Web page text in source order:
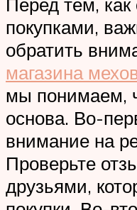
покупками,
обратить
магазина
мы понимаем,
основа. Во-
внимание на
Проверьте
друзьями,